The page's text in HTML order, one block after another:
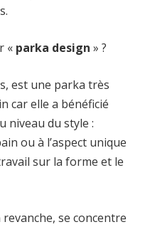
« parka design » ?
est une parka très
car elle a bénéficié
niveau du style :
ou à l’aspect unique
sur la forme et le
se concentre